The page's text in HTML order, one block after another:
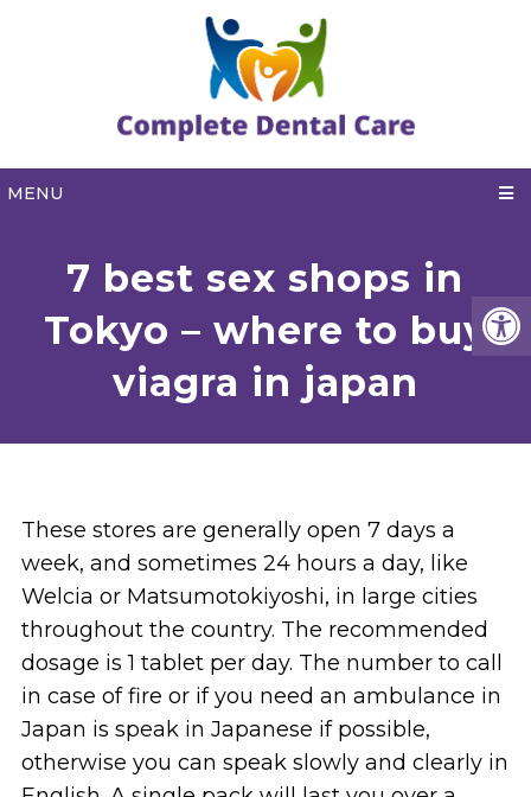
MENU
7 best sex shops in
Tokyo – where to buy
viagra in japan
These stores are generally open 7 days a
week, and sometimes 24 hours a day, like
Welcia or Matsumotokiyoshi, in large cities
throughout the country. The recommended
dosage is 1 tablet per day. The number to call
in case of fire or if you need an ambulance in
Japan is speak in Japanese if possible,
otherwise you can speak slowly and clearly in